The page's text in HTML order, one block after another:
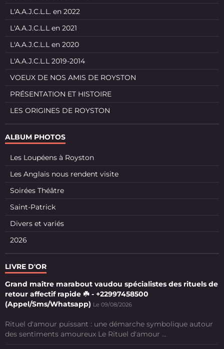
L'A.A.J.C.L.L. en 2022
L'A.A.J.C.L.L en 2021
L'A.A.J.C.L.L en 2020
L'A.A.J.C.L.L 2019-2014
VOEUX DE NOS AMIS DE ROYSTON
PRÉSENTATION ET HISTOIRE
LES ORIGINES DE ROYSTON
ALBUM PHOTOS
Les Loupéens à Royston
Les Anglais nous rendent visite
Soirées Théâtre
Saint-Patrick
Divers et variés
2026
LIVRE D'OR
Grand maître marabout vaudou spécialistes des rituels de
retour affectif rapide ☘️ - +22997458500
(Appel/Sms/Whatsapp) Le 09/08/2026
Rituel d'amour puissant : une démarche symbolique autour
des sentiments amoureux Le Rituel d'amour ...